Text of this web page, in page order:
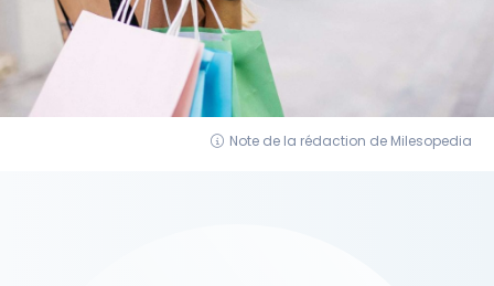
Note de la rédaction de Milesopedia